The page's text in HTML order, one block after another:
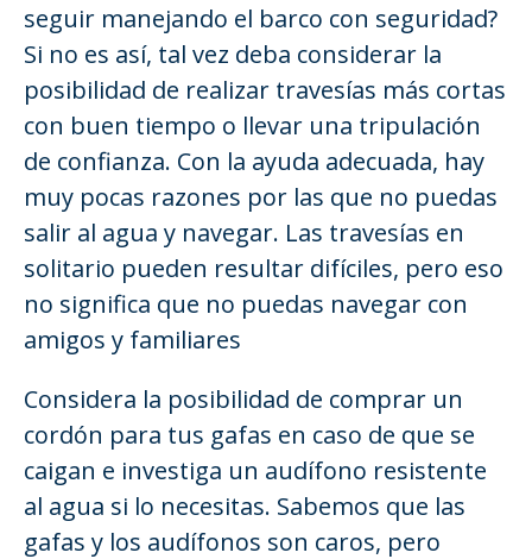
seguir manejando el barco con seguridad?
Si no es así, tal vez deba considerar la
posibilidad de realizar travesías más cortas
con buen tiempo o llevar una tripulación
de confianza. Con la ayuda adecuada, hay
muy pocas razones por las que no puedas
salir al agua y navegar. Las travesías en
solitario pueden resultar difíciles, pero eso
no significa que no puedas navegar con
amigos y familiares
Considera la posibilidad de comprar un
cordón para tus gafas en caso de que se
caigan e investiga un audífono resistente
al agua si lo necesitas. Sabemos que las
gafas y los audífonos son caros, pero